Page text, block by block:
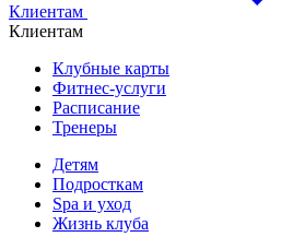
Клиентам
Клиентам
Клубные карты
Фитнес-услуги
Расписание
Тренеры
Детям
Подросткам
Spa и уход
Жизнь клуба